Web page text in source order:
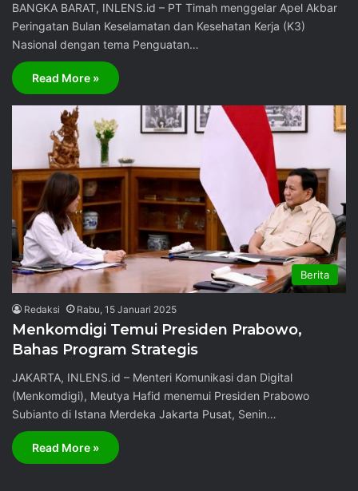
BANGKA BARAT, INLENS.id – PT Timah menggelar Apel Akbar
Peringatan Bulan Keselamatan dan Kesehatan Kerja (K3)
Nasional dengan tema Penguatan…
Read More »
Berita
Redaksi Rabu, 15 Januari 2025
Menkomdigi Temui Presiden Prabowo,
Bahas Program Strategis
JAKARTA, INLENS.id – Menteri Komunikasi dan Digital
(Menkomdigi), Meutya Hafid menemui Presiden Prabowo
Subianto di Istana Merdeka Jakarta Pusat, Senin…
Read More »